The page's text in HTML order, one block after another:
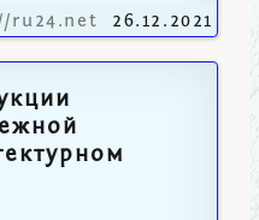
ru24.net 26.12.2021